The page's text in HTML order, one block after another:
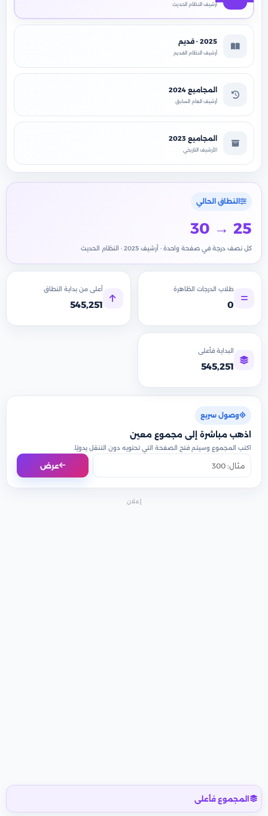
أرشيف النظام الحديث
2025 · قديم
أرشيف النظام القديم
المجاميع 2024
أرشيف العام السابق
المجاميع 2023
الأرشيف التاريخي
النطاق الحالي
30 → 25
كل نصف درجة في صفحة واحدة · أرشيف 2025 · النظام الحديث
طلاب الدرجات الظاهرة
0
أعلى من بداية النطاق
545,251
البداية فأعلى
545,251
وصول سريع
اذهب مباشرة إلى مجموع معين
اكتب المجموع وسيتم فتح الصفحة التي تحتويه دون التنقل يدويًا.
عرض
إعلان
المجموع فأعلى